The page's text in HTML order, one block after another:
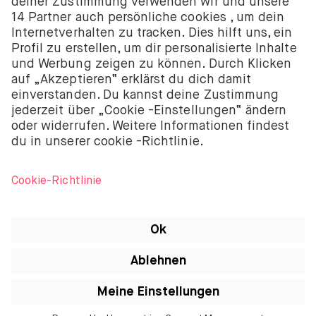
Niederländischen Aufsichtsbehörde für die
Finanzmärkte (Autoriteit Financiële Markten – AFM)
autorisiert und reguliert.
BUX B.V. bietet keine Anlageberatung an und Anleger
sollten entweder ihre eigenen Entscheidungen
treffen oder unabhängige Beratung in Anspruch
nehmen. Investitionen sind mit Risiken verbunden.
Der Wert von Investitionen kann sowohl steigen als
iTunes sind Marken von Apple Inc., die in den USA
Marke von Apple Inc. App Store ist eine
Dienstleistungsmarke von Apple Inc.